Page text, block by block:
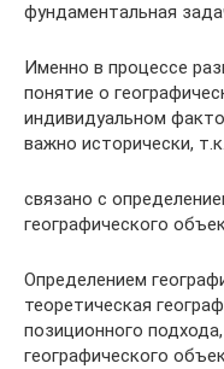
фундаментальная
Именно в процессе
понятие о
индивидуальном
важно исторически, т.к.
связано с
географического
Определением
теоретическая
позиционного
географического